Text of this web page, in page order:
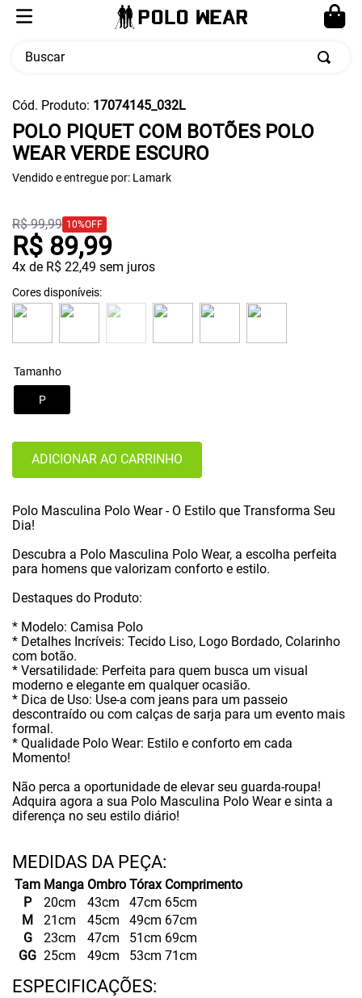
Buscar
Cód. Produto: 17074145_032L
POLO PIQUET COM BOTÕES POLO
WEAR VERDE ESCURO
Vendido e entregue por: Lamark
R$ 99,99 10%OFF
R$ 89,99
4x de R$ 22,49 sem juros
Tamanho
P
ADICIONAR AO CARRINHO
Polo Masculina Polo Wear - O Estilo que Transforma Seu
Dia!
Descubra a Polo Masculina Polo Wear, a escolha perfeita
para homens que valorizam conforto e estilo.
Destaques do Produto:
* Modelo: Camisa Polo
* Detalhes Incríveis: Tecido Liso, Logo Bordado, Colarinho
com botão.
* Versatilidade: Perfeita para quem busca um visual
moderno e elegante em qualquer ocasião.
* Dica de Uso: Use-a com jeans para um passeio
descontraído ou com calças de sarja para um evento mais
formal.
* Qualidade Polo Wear: Estilo e conforto em cada
Momento!
Não perca a oportunidade de elevar seu guarda-roupa!
Adquira agora a sua Polo Masculina Polo Wear e sinta a
diferença no seu estilo diário!
ESPECIFICAÇÕES
Tam Manga Ombro Tórax Comprimento
P
20cm 43cm 47cm 65cm
M
21cm 45cm 49cm 67cm
G
23cm 47cm 51cm 69cm
GG 25cm 49cm 53cm 71cm
TERMOS MAIS BUSCADOS
1 º
calça masculina
2º
moletom
3º
cueca
5º jaqueta